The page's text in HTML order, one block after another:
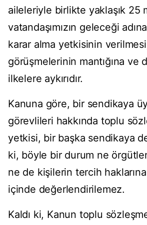
aileleriyle birlikte yaklaşık 25
vatandaşımızın geleceği
karar alma yetkisinin
görüşmelerinin mantığına ve
ilkelere aykırıdır.
Kanuna göre, bir sendikaya
görevlileri hakkında toplu
yetkisi, bir başka sendikaya
ki, böyle bir durum ne
ne de kişilerin tercih haklarına
içinde değerlendirilemez.
Kaldı ki, Kanun toplu